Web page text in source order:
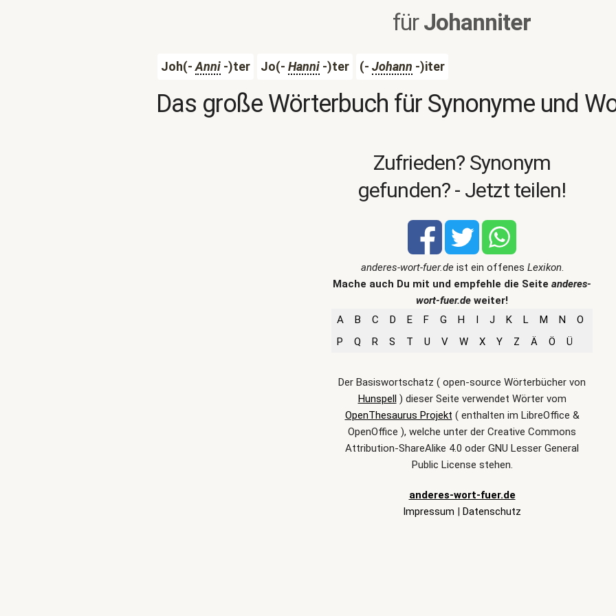
fürJohanniter
Joh(-Anni-)ter Jo(- Hanni-)ter (- Johann -)iter
Das große Wörterbuch für Synonyme und
Zufrieden? Synonym
gefunden? - Jetzt teilen!
anderes-wort-fuer.deist ein offenes Lexikon.
Mache auch Du mit und empfehle die Seite anderes-
wort-fuer.de weiter!
A
B C D E F G H I J K L M N
O
P
Q R S T U V W X Y Z Ä Ö Ü
Der Basiswortschatz ( open-source Wörterbücher von
Hunspell) dieser Seite verwendet Wörter vom
OpenThesaurus Projekt ( enthalten im LibreOffice &
OpenOffice ), welche unter der Creative Commons
Attribution-ShareAlike 4.0 oder GNU Lesser General
Public License stehen.
anderes-wort-fuer.de
Impressum | Datenschutz